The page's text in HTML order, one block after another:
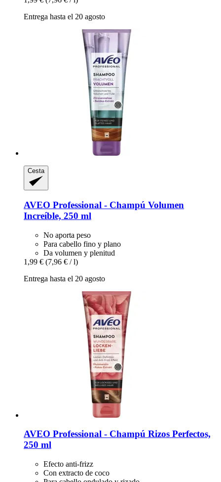
Entrega hasta el 20 agosto
Cesta
AVEO Professional -​ Champú Volumen
Increíble, 250 ml
No aporta peso
Para cabello fino y plano
Da volumen y plenitud
1,99 € (7,96 € / l)
Entrega hasta el 20 agosto
AVEO Professional -​ Champú Rizos Perfectos,
250 ml
Efecto anti-frizz
Con extracto de coco